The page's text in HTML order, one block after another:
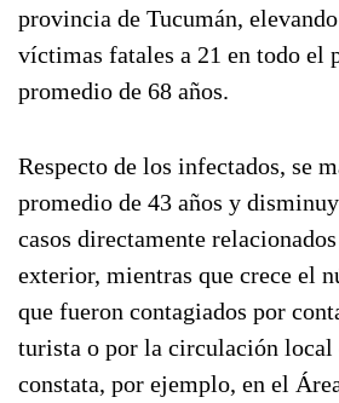
provincia de Tucumán,
víctimas fatales a 21 en todo el
promedio de 68 años.
Respecto de los infectados, se
promedio de 43 años y
casos directamente
exterior, mientras que crece el
que fueron contagiados por
turista o por la circulación local
constata, por ejemplo, en el